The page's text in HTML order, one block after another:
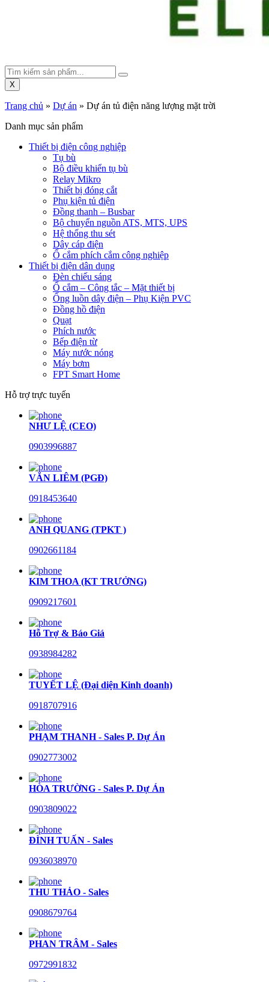
X
Trang chủ » Dự án » Dự án tủ điện năng lượng mặt trời
Danh mục sản phẩm
Thiết bị điện công nghiệp
Tụ bù
Bộ điều khiển tụ bù
Relay Mikro
Thiết bị đóng cắt
Phụ kiện tủ điện
Đồng thanh – Busbar
Bộ chuyển nguồn ATS, MTS, UPS
Hệ thống thu sét
Dây cáp điện
Ổ cắm phích cắm công nghiệp
Thiết bị điện dân dụng
Đèn chiếu sáng
Ổ cắm – Công tắc – Mặt thiết bị
Ống luồn dây điện – Phụ Kiện PVC
Đồng hồ điện
Quạt
Phích nước
Bếp điện từ
Máy nước nóng
Máy bơm
FPT Smart Home
Hỗ trợ trực tuyến
NHƯ LỆ (CEO)
0903996887
VĂN LIÊM (PGĐ)
0918453640
ANH QUANG (TPKT )
0902661184
KIM THOA (KT TRƯỞNG)
0909217601
Hỗ Trợ & Báo Giá
0938984282
TUYẾT LỆ (Đại diện Kinh doanh)
0918707916
PHẠM THANH - Sales P. Dự Án
0902773002
HÒA TRƯỜNG - Sales P. Dự Án
0903809022
ĐÌNH TUẤN - Sales
0936038970
THU THẢO - Sales
0908679764
PHAN TRÂM - Sales
0972991832